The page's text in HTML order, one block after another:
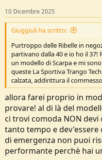
10 Dicembre 2025
Giuggiuli ha scritto:
Purtroppo delle Ribelle in
partivano dalla 40 e io ho il
un modello di Scarpa e mi
queste La Sportiva Trango
calzata, addirittura il
allora farei proprio in
provare! al di là del
ci trovi comoda NON
tanto tempo e
di emergenza non puoi
performante perchè hai